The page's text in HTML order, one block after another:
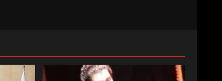
3
DEĞİŞECEK?